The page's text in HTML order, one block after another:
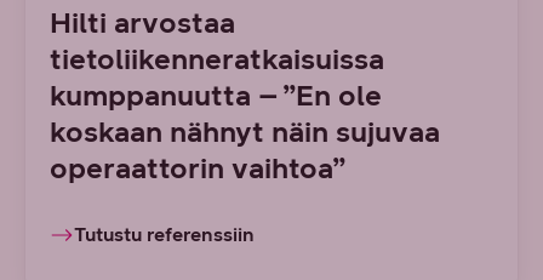
Hilti arvostaa
tietoliikenneratkaisuissa
kumppanuutta – ”En ole
koskaan nähnyt näin sujuvaa
operaattorin vaihtoa”
Tutustu referenssiin